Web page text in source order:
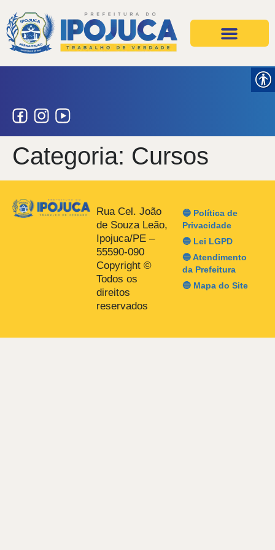
Categoria: Cursos
Rua Cel. João
de Souza Leão,
Ipojuca/PE –
55590-090
Copyright ©
Todos os
direitos
reservados
🔵 Política de
Privacidade
🔵 Lei LGPD
🔵 Atendimento
da Prefeitura
🔵 Mapa do Site